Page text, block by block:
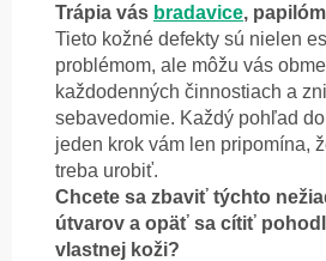
Trápia vás bradavice,
Tieto kožné defekty sú nielen
problémom, ale môžu vás
každodenných činnostiach a
sebavedomie. Každý pohľad
jeden krok vám len pripomína,
treba urobiť.
Chcete sa zbaviť týchto
útvarov a opäť sa cítiť
vlastnej koži?